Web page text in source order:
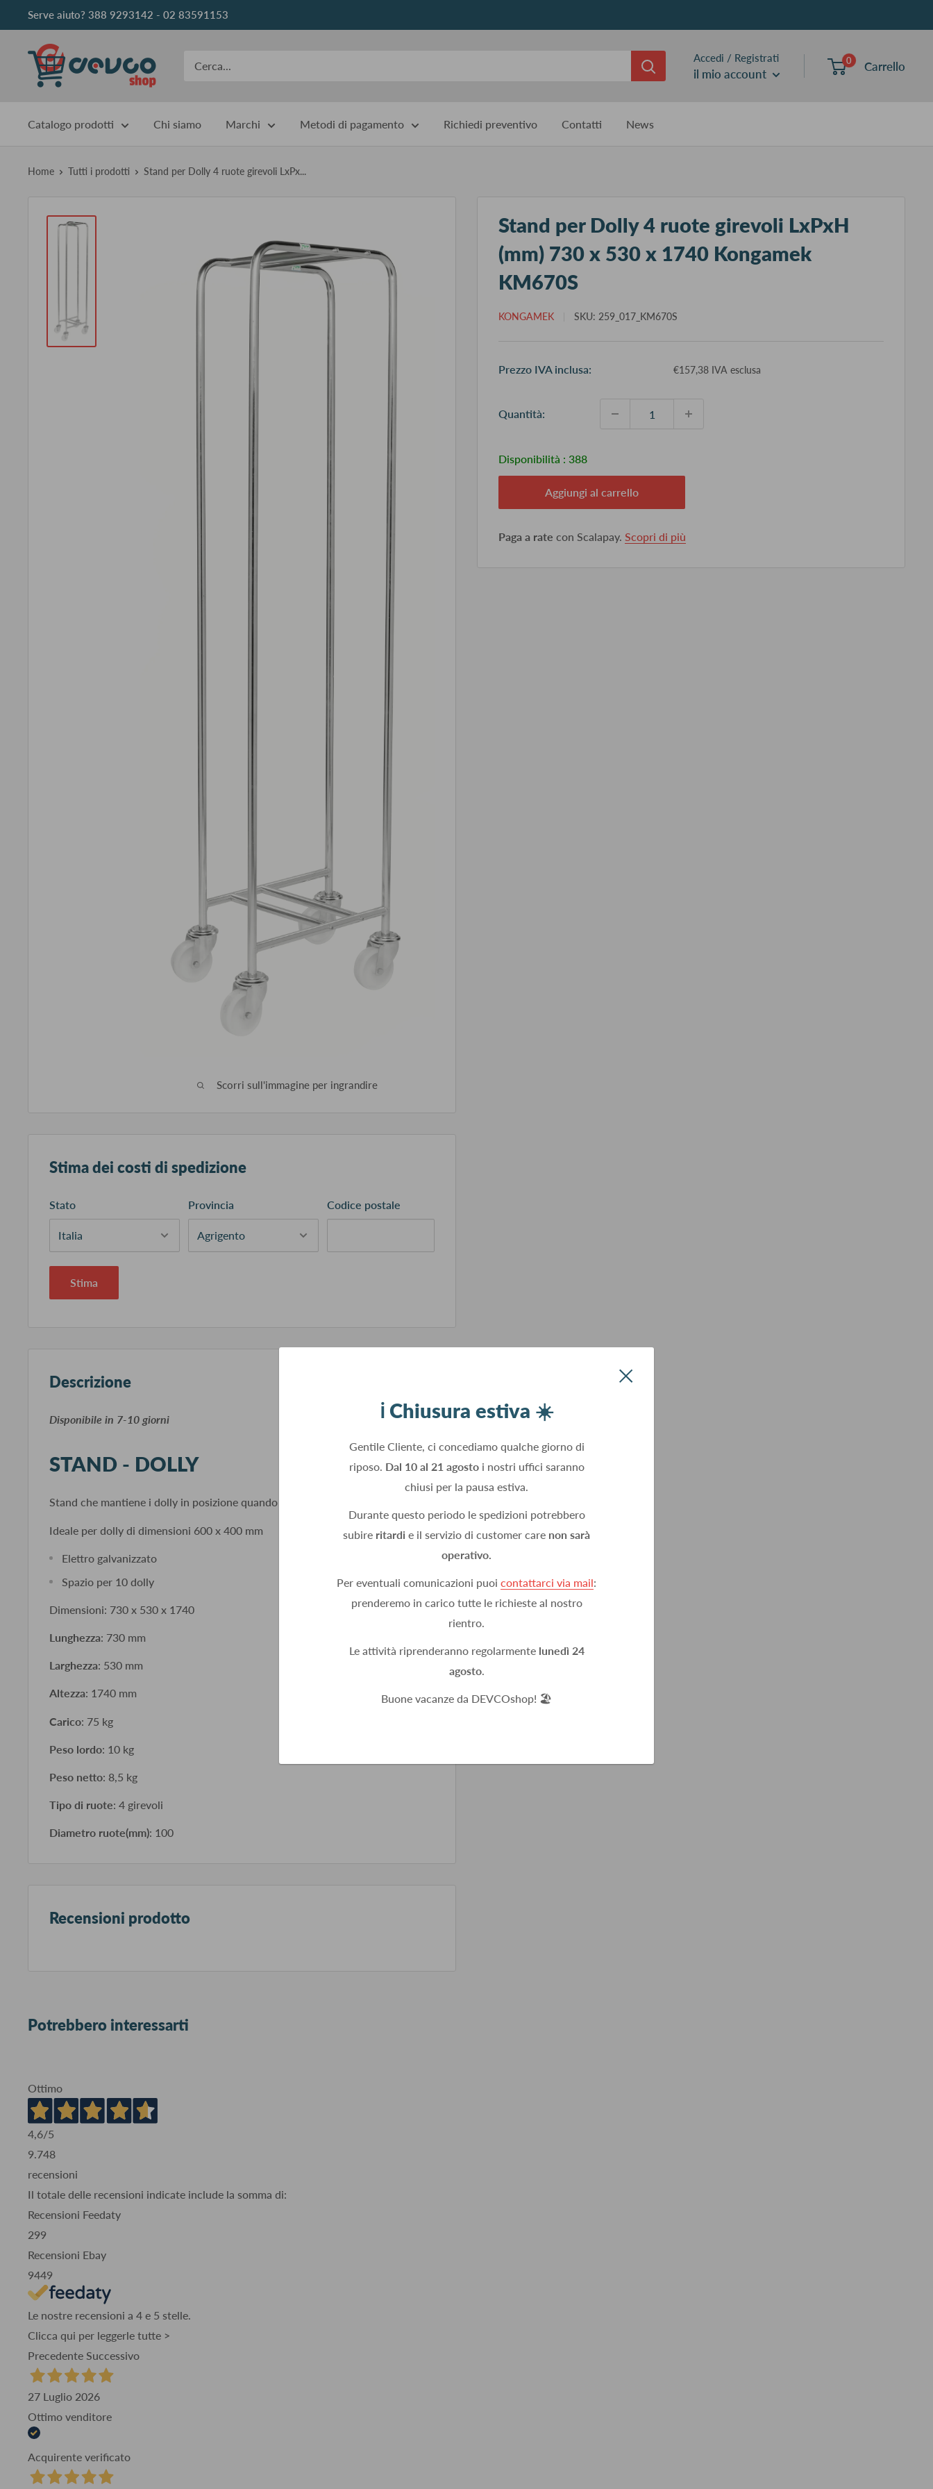
al
contenuto
Serve aiuto? 388 9293142 - 02 83591153
DEVCOshop Accedi / Registrati
il mio account
0 Carrello
Catalogo prodotti Chi siamo Marchi Metodi di pagamento Richiedi preventivo Contatti News
ℹ️ Chiusura estiva ☀️
Gentile Cliente, ci concediamo qualche giorno di
riposo. Dal 10 al 21 agostoi nostri uffici saranno
chiusi per la pausa estiva.
Durante questo periodo le spedizioni potrebbero
subire ritardi e il servizio di customer care non sarà
operativo.
Per eventuali comunicazioni puoi contattarci via mail:
prenderemo in carico tutte le richieste al nostro
rientro.
Le attività riprenderanno regolarmente lunedì 24
agosto.
Buone vacanze da DEVCOshop! 🏖️
Home Tutti i prodotti Stand per Dolly 4 ruote girevoli LxPx...
Scorri sull'immagine per ingrandire
Stand per Dolly 4 ruote girevoli LxPxH
(mm) 730 x 530 x 1740 Kongamek
KM670S
KONGAMEK SKU: 259_017_KM670S
Prezzo IVA inclusa: €157,38 IVA esclusa
Quantità:
Disponibilità : 388
Aggiungi al carrello
Paga a rate con Scalapay. Scopri di più
Stima dei costi di spedizione
Stato Provincia Codice postale
Stima
Descrizione
​Disponibile in 7-10 giorni
STAND - DOLLY
Stand che mantiene i dolly in posizione quando non vengono utilizzati.
Ideale per dolly di dimensioni 600 x 400 mm
Elettro galvanizzato
Spazio per 10 dolly
Dimensioni: 730 x 530 x 1740
Lunghezza: 730 mm
Larghezza: 530 mm
Altezza: 1740 mm
Carico: 75 kg
Peso lordo: 10 kg
Peso netto: 8,5 kg
Tipo di ruote: 4 girevoli
Diametro ruote(mm): 100
Recensioni prodotto
Potrebbero interessarti
Ottimo
4,6/5
9.748
recensioni
Il totale delle recensioni indicate include la somma di:
Recensioni Feedaty
299
Recensioni Ebay
9449
Le nostre recensioni a 4 e 5 stelle.
Clicca qui per leggerle tutte >
Precedente Successivo
27 Luglio 2026
Ottimo venditore
Acquirente verificato